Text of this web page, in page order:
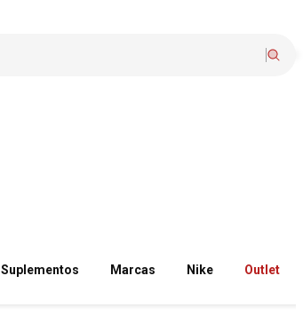
Suplementos Marcas Nike Outlet